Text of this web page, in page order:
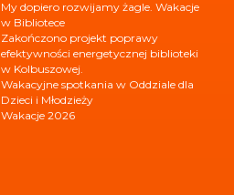
My dopiero rozwijamy żagle. Wakacje
w Bibliotece
Zakończono projekt poprawy
efektywności energetycznej biblioteki
w Kolbuszowej.
Wakacyjne spotkania w Oddziale dla
Dzieci i Młodzieży
Wakacje 2026